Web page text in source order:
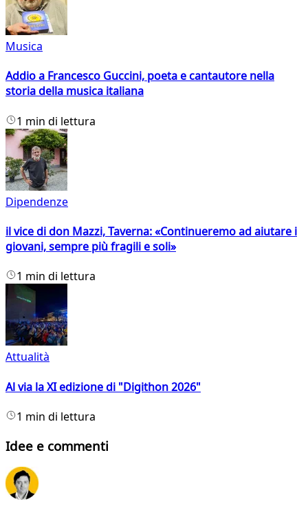
Musica
Addio a Francesco Guccini, poeta e cantautore nella
storia della musica italiana
1 min di lettura
Dipendenze
il vice di don Mazzi, Taverna: «Continueremo ad aiutare i
giovani, sempre più fragili e soli»
1 min di lettura
Attualità
Al via la XI edizione di "Digithon 2026"
1 min di lettura
Idee e commenti